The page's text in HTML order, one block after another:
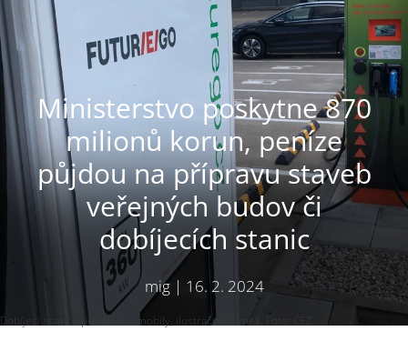
Ministerstvo poskytne 870
milionů korun, peníze
půjdou na přípravu staveb
veřejných budov či
dobíjecích stanic
mig| 16. 2. 2024
Dobíjecí stanice pro elektromobily, ilustrační snímek. Foto: ČEZ